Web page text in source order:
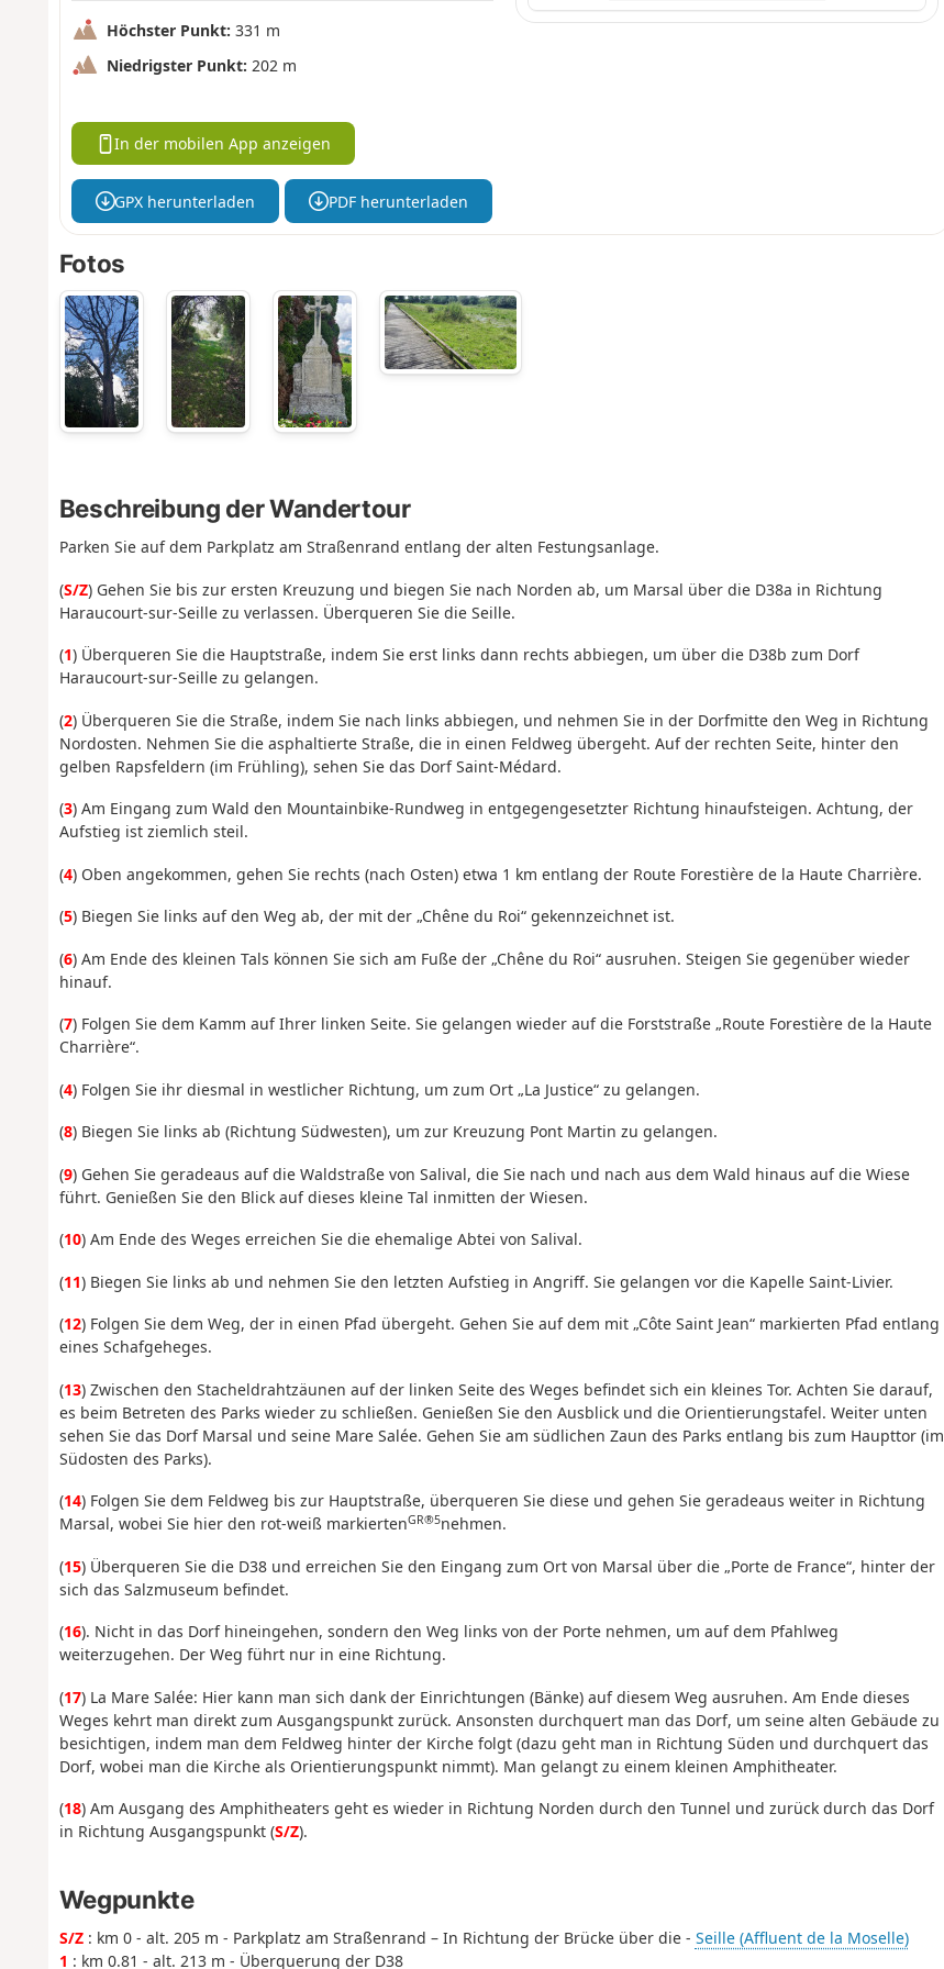
Höchster Punkt: 331 m
Niedrigster Punkt: 202 m
In der mobilen App anzeigen
GPX herunterladen PDF herunterladen
Fotos
Beschreibung der Wandertour
Parken Sie auf dem Parkplatz am Straßenrand entlang der alten Festungsanlage.
(S/Z) Gehen Sie bis zur ersten Kreuzung und biegen Sie nach Norden ab, um Marsal über die D38a in Richtung
Haraucourt-sur-Seille zu verlassen. Überqueren Sie die Seille.
(1) Überqueren Sie die Hauptstraße, indem Sie erst links dann rechts abbiegen, um über die D38b zum Dorf
Haraucourt-sur-Seille zu gelangen.
(2) Überqueren Sie die Straße, indem Sie nach links abbiegen, und nehmen Sie in der Dorfmitte den Weg in Richtung
Nordosten. Nehmen Sie die asphaltierte Straße, die in einen Feldweg übergeht. Auf der rechten Seite, hinter den
gelben Rapsfeldern (im Frühling), sehen Sie das Dorf Saint-Médard.
(3) Am Eingang zum Wald den Mountainbike-Rundweg in entgegengesetzter Richtung hinaufsteigen. Achtung, der
Aufstieg ist ziemlich steil.
(4) Oben angekommen, gehen Sie rechts (nach Osten) etwa 1 km entlang der Route Forestière de la Haute Charrière.
(5) Biegen Sie links auf den Weg ab, der mit der „Chêne du Roi“ gekennzeichnet ist.
(6) Am Ende des kleinen Tals können Sie sich am Fuße der „Chêne du Roi“ ausruhen. Steigen Sie gegenüber wieder
hinauf.
(7) Folgen Sie dem Kamm auf Ihrer linken Seite. Sie gelangen wieder auf die Forststraße „Route Forestière de la Haute
Charrière“.
(4) Folgen Sie ihr diesmal in westlicher Richtung, um zum Ort „La Justice“ zu gelangen.
(8) Biegen Sie links ab (Richtung Südwesten), um zur Kreuzung Pont Martin zu gelangen.
(9) Gehen Sie geradeaus auf die Waldstraße von Salival, die Sie nach und nach aus dem Wald hinaus auf die Wiese
führt. Genießen Sie den Blick auf dieses kleine Tal inmitten der Wiesen.
(10) Am Ende des Weges erreichen Sie die ehemalige Abtei von Salival.
(11) Biegen Sie links ab und nehmen Sie den letzten Aufstieg in Angriff. Sie gelangen vor die Kapelle Saint-Livier.
(12) Folgen Sie dem Weg, der in einen Pfad übergeht. Gehen Sie auf dem mit „Côte Saint Jean“ markierten Pfad entlang
eines Schafgeheges.
(13) Zwischen den Stacheldrahtzäunen auf der linken Seite des Weges befindet sich ein kleines Tor. Achten Sie darauf,
es beim Betreten des Parks wieder zu schließen. Genießen Sie den Ausblick und die Orientierungstafel. Weiter unten
sehen Sie das Dorf Marsal und seine Mare Salée. Gehen Sie am südlichen Zaun des Parks entlang bis zum Haupttor (im
Südosten des Parks).
(14) Folgen Sie dem Feldweg bis zur Hauptstraße, überqueren Sie diese und gehen Sie geradeaus weiter in Richtung
Marsal, wobei Sie hier den rot-weiß markiertenGR®5nehmen.
(15) Überqueren Sie die D38 und erreichen Sie den Eingang zum Ort von Marsal über die „Porte de France“, hinter der
sich das Salzmuseum befindet.
(16). Nicht in das Dorf hineingehen, sondern den Weg links von der Porte nehmen, um auf dem Pfahlweg
weiterzugehen. Der Weg führt nur in eine Richtung.
(17) La Mare Salée: Hier kann man sich dank der Einrichtungen (Bänke) auf diesem Weg ausruhen. Am Ende dieses
Weges kehrt man direkt zum Ausgangspunkt zurück. Ansonsten durchquert man das Dorf, um seine alten Gebäude zu
besichtigen, indem man dem Feldweg hinter der Kirche folgt (dazu geht man in Richtung Süden und durchquert das
Dorf, wobei man die Kirche als Orientierungspunkt nimmt). Man gelangt zu einem kleinen Amphitheater.
(18) Am Ausgang des Amphitheaters geht es wieder in Richtung Norden durch den Tunnel und zurück durch das Dorf
in Richtung Ausgangspunkt (S/Z).
Wegpunkte
S/Z: km 0 - alt. 205 m - Parkplatz am Straßenrand – In Richtung der Brücke über die - Seille (Affluent de la Moselle)
1 : km 0.81 - alt. 213 m - Überquerung der D38